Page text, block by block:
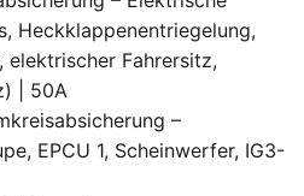
Heckklappenentriegelung,
elektrischer Fahrersitz,
| 50A
–
EPCU 1, Scheinwerfer, IG3-